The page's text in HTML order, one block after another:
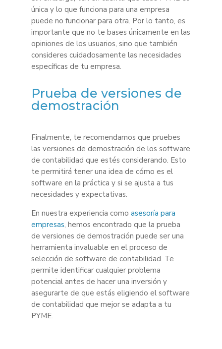
única y lo que funciona para una empresa
puede no funcionar para otra. Por lo tanto, es
importante que no te bases únicamente en las
opiniones de los usuarios, sino que también
consideres cuidadosamente las necesidades
específicas de tu empresa.
Prueba de versiones de
demostración
Finalmente, te recomendamos que pruebes
las versiones de demostración de los software
de contabilidad que estés considerando. Esto
te permitirá tener una idea de cómo es el
software en la práctica y si se ajusta a tus
necesidades y expectativas.
En nuestra experiencia como asesoría para
empresas, hemos encontrado que la prueba
de versiones de demostración puede ser una
herramienta invaluable en el proceso de
selección de software de contabilidad. Te
permite identificar cualquier problema
potencial antes de hacer una inversión y
asegurarte de que estás eligiendo el software
de contabilidad que mejor se adapta a tu
PYME.